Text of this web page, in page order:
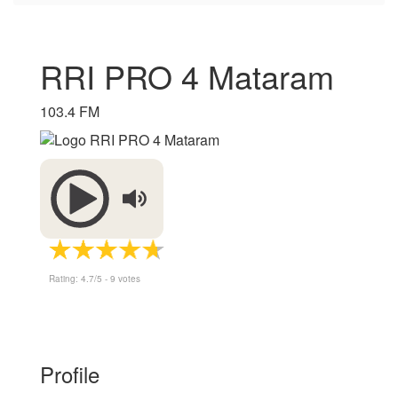
RRI PRO 4 Mataram
103.4 FM
Rating: 4.7/5 - 9 votes
Profile